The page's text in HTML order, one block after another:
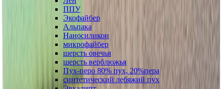
ППУ
Экофайбер
Альпака
Наносиликон
микрофайбер
шерсть овечья
шерсть верблюжья
Пух-перо 80% пух, 20%пера
синтетический лебяжий пух